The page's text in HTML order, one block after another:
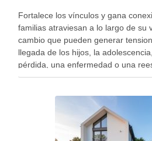
Fortalece los vínculos y gana
familias atraviesan a lo largo de su
cambio que pueden generar
llegada de los hijos, la
pérdida, una enfermedad o una
pueden alterar el equilibrio del …